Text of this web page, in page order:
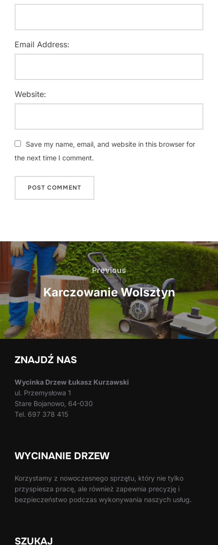
Email Address:
Website:
Save my name, email, and website in this browser for
the next time I comment.
Nawigacja
wpisu
Previous
Previous
Karczowanie Wolsztyn
ZNAJDŹ NAS
Wycinka Drzew Łukasz Kurzawski
ul. Przemysłowa 1
Stare Bojanowo, 64-030
Tel. 697 378 415
WYCINANIE DRZEW
Korzystamy z nowoczesnego sprzętu, który nie tylko
przyspiesza pracę, ale również zapewnia precyzję i
bezpieczeństwo podczas wykonywania naszych usług.
SZUKAJ